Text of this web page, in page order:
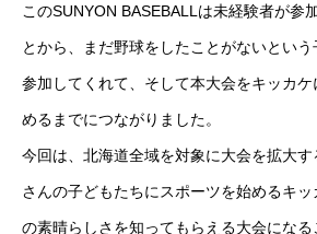
このSUNYON BASEBALLは未経験者が参
とから、まだ野球をしたことがないとい
参加してくれて、そして本大会をキッカ
めるまでにつながりました。
今回は、北海道全域を対象に大会を拡大す
さんの子どもたちにスポーツを始めるキ
の素晴らしさを知ってもらえる大会にな